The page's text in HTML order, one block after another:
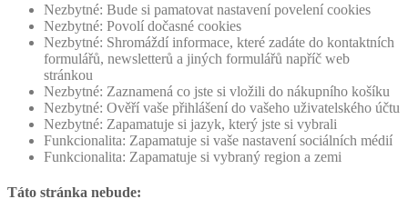
Nezbytné: Bude si pamatovat nastavení povelení cookies
Nezbytné: Povolí dočasné cookies
Nezbytné: Shromáždí informace, které zadáte do kontaktních
formulářů, newsletterů a jiných formulářů napříč web
stránkou
Nezbytné: Zaznamená co jste si vložili do nákupního košíku
Nezbytné: Ověří vaše přihlášení do vašeho uživatelského účtu
Nezbytné: Zapamatuje si jazyk, který jste si vybrali
Funkcionalita: Zapamatuje si vaše nastavení sociálních médií
Funkcionalita: Zapamatuje si vybraný region a zemi
Táto stránka nebude: